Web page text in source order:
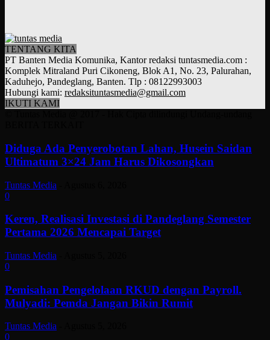
TENTANG KITA
PT Banten Media Komunika, Kantor redaksi tuntasmedia.com :
Komplek Mitraland Puri Cikoneng, Blok A1, No. 23, Palurahan,
Kaduhejo, Pandeglang, Banten. Tlp : 08122993003
Hubungi kami: redaksituntasmedia@gmail.com
IKUTI KAMI
Diduga Ada Penyerobotan Lahan, Husein Saidan
Ultimatum 3×24 Jam Harus Dikosongkan
Tuntas Media
0
Keren, Realisasi Investasi di Pandeglang Semester
Pertama 2026 Mencapai Target
Tuntas Media
0
Pemisahan Pengelolaan RKUD dengan Payroll.
Mulyadi: Pemda Jangan Bikin Rumit
Tuntas Media
0